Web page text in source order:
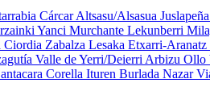
CárcarAltsasu/Alsasua Juslapeña
Yanci Murchante Lekunberri
Ciordia Zabalza Lesaka Etxarri-Aranatz
Valle de Yerri/Deierri Arbizu Ollo
Corella Ituren Burlada Nazar